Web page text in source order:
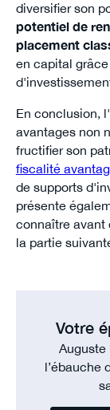
diversifier son
potentiel de
placement
en capital
En conclusion,
avantages non
fructifier son
fiscalité
de supports
présente
connaître avant
la partie
Votre
l’ébauche